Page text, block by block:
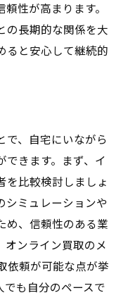
情報源
クする方法
ント呉市で切手
の対処法
を成功させる秘
知識
性が高まります。
の長期的な関係を大
ると安心して継続的
で、自宅にいながら
できます。まず、イ
を比較検討しましょ
シミュレーションや
め、信頼性のある業
オンライン買取のメ
依頼が可能な点が挙
でも自分のペースで